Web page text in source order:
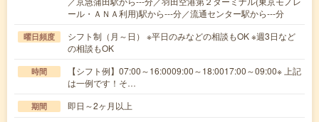
ール・ＡＮＡ利用)駅から---分／流通センター駅から---分
曜日頻度
シフト制（月～日） ※平日のみなどの相談もOK ※週3日など
の相談もOK
時間
【シフト例】07:00～16:0009:00～18:0017:00～09:00※ 上記
は一例です！そ…
期間 即日～2ヶ月以上